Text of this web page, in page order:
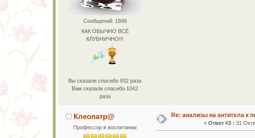
Сообщений: 1849
КАК ОБЫЧНО ВСЁ
КЛУБНИЧНО!!!
Вы сказали спасибо 932 раза
Вам сказали спасибо 1042
раза
Клеопатр@
Профессор в воспитании
Re: анализы на антитела к
«Ответ #3 : 31